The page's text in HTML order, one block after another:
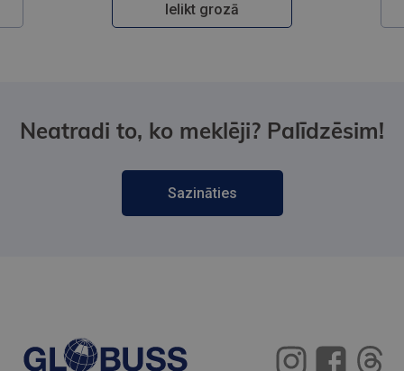
Ielikt grozā
Neatradi to, ko meklēji? Palīdzēsim!
Sazināties